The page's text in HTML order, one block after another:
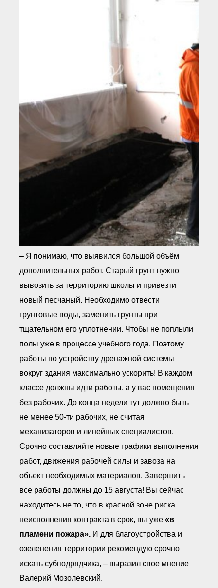
– Я понимаю, что выявился большой объём
дополнительных работ. Старый грунт нужно
вывозить за территорию школы и привезти
новый песчаный. Необходимо отвести
грунтовые воды, заменить грунты при
тщательном его уплотнении. Чтобы не поплыли
полы уже в процессе учебного года. Поэтому
работы по устройству дренажной системы
вокруг здания максимально ускорить! В каждом
классе должны идти работы, а у вас помещения
без рабочих. До конца недели тут должно быть
не менее 50-ти рабочих, не считая
механизаторов и линейных специалистов.
Срочно составляйте новые графики выполнения
работ, движения рабочей силы и завоза на
объект необходимых материалов. Завершить
все работы должны до 15 августа! Вы сейчас
находитесь не то, что в красной зоне риска
неисполнения контракта в срок, вы уже «в
пламени пожара». И для благоустройства и
озеленения территории рекомендую срочно
искать субподрядчика, – выразил свое мнение
Валерий Мозолевский.